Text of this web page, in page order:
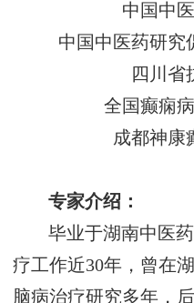
中国中
中国中医药研究
四川省
全国癫痫
成都神康
专家介绍：
毕业于湖南中医
疗工作近30年，曾在
脑病治疗研究多年，